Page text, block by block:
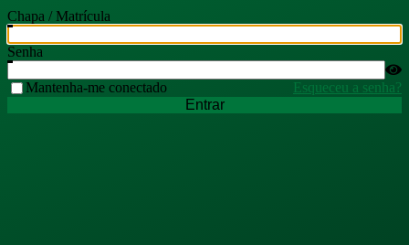
Chapa / Matrícula
Senha
Mantenha-me conectado
Esqueceu a senha?
Entrar